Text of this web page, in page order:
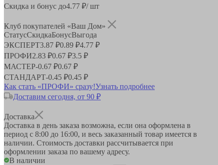
Скидка и бонус до4.77 ₽/ шт
Клуб покупателей «Ваш Дом»
СтатусСкидкаБонусВыгода
ЭКСПЕРТ3.87 ₽0.89 ₽4.77 ₽
ПРОФИ2.83 ₽0.67 ₽3.5 ₽
МАСТЕР-0.67 ₽0.67 ₽
СТАНДАРТ-0.45 ₽0.45 ₽
Как стать «ПРОФИ» сразу!Узнать подробнее
Доставим сегодня, от 90 ₽
Доставка
Доставка в день заказа возможна, если она оформлена в
период с 8:00 до 16:00, и весь заказанный товар имеется в
наличии. Стоимость доставки рассчитывается при
оформлении заказа по вашему адресу.
В наличии